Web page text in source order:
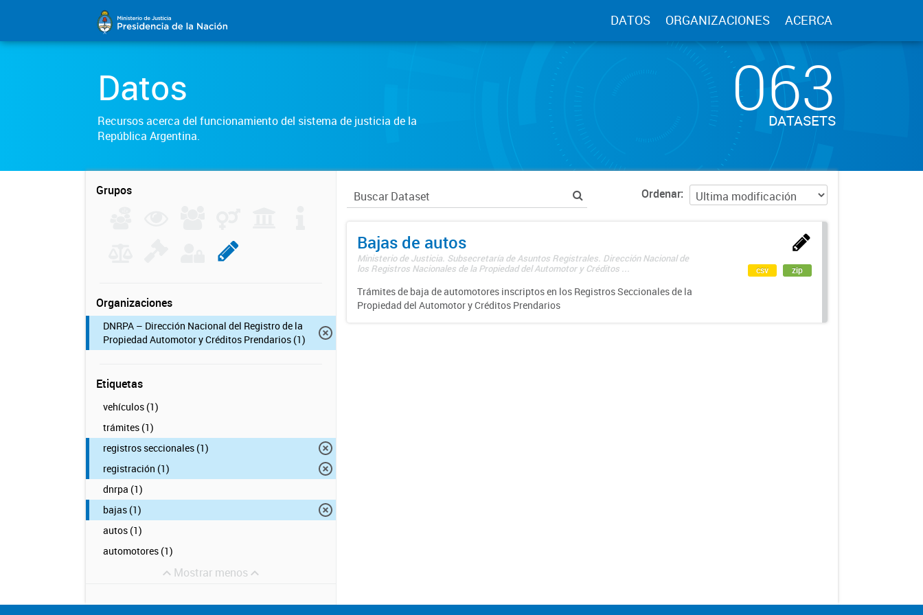
DATOS ORGANIZACIONES ACERCA
Datos
Recursos acerca del funcionamiento del sistema de justicia de la
República Argentina.
063
DATASETS
Grupos
Organizaciones
DNRPA – Dirección Nacional del Registro de la
Propiedad Automotor y Créditos Prendarios (1)
Etiquetas
vehículos (1)
trámites (1)
registros seccionales (1)
registración (1)
dnrpa (1)
bajas (1)
autos (1)
automotores (1)
Mostrar menos
Ordenar
Bajas de autos
Ministerio de Justicia. Subsecretaría de Asuntos Registrales. Dirección Nacional de
los Registros Nacionales de la Propiedad del Automotor y Créditos ...
Trámites de baja de automotores inscriptos en los Registros Seccionales de la
Propiedad del Automotor y Créditos Prendarios
csv zip